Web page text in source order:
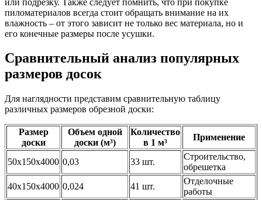
пиломатериалов всегда стоит обращать внимание на их
влажность – от этого зависит не только вес материала, но и
его конечные размеры после усушки.
Сравнительный анализ популярных
размеров досок
Для наглядности представим сравнительную таблицу
различных размеров обрезной доски:
Размер
доски
Объем одной
доски (м³)
Количество
в 1 м³
Применение
50х150х4000 0,03 33 шт.
Строительство,
обрешетка
40х150х4000 0,024 41 шт.
Отделочные
работы